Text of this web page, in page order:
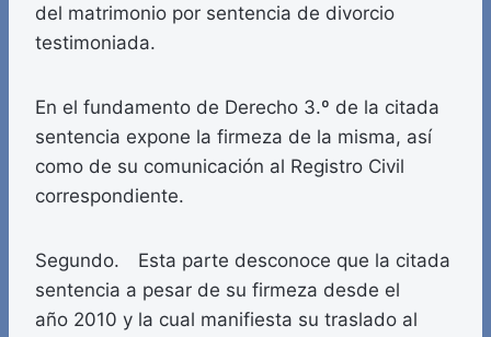
del matrimonio por sentencia de divorcio
testimoniada.
En el fundamento de Derecho 3.º de la citada
sentencia expone la firmeza de la misma, así
como de su comunicación al Registro Civil
correspondiente.
Segundo. Esta parte desconoce que la citada
sentencia a pesar de su firmeza desde el
año 2010 y la cual manifiesta su traslado al